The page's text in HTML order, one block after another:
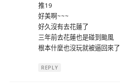
推19
好美啊~~~
好久沒有去花蓮了
三年前去花蓮也是碰到颱風
根本什麼也沒玩就被逼回來了
REPLY